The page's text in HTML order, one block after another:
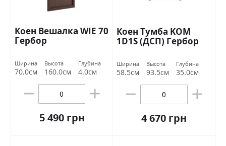
Коен Вешалка WIE 70
Гербор
Ширина
70.0см
Высота
160.0см
Глубина
4.0см
5 490 грн
Коен Тумба KOM
1D1S (ДСП) Гербор
Ширина
58.5см
Высота
93.5см
Глубина
35.0см
4 670 грн